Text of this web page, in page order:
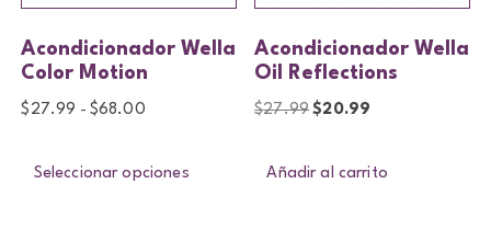
Acondicionador Wella
Color Motion
$ 27.99 - $68.00
Seleccionar opciones
Acondicionador Wella
Oil Reflections
$27.99 $20.99
Añadir al carrito